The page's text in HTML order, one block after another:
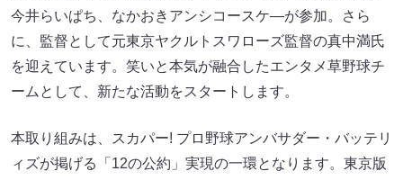
今井らいぱち、なかおきアンシコースケ―が参加。さら
に、監督として元東京ヤクルトスワローズ監督の真中満氏
を迎えています。笑いと本気が融合したエンタメ草野球チ
ームとして、新たな活動をスタートします。
本取り組みは、スカパー! プロ野球アンバサダー・バッテリ
ィズが掲げる「12の公約」実現の一環となります。東京版